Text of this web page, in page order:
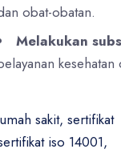
obat-obatan.
Melakukan